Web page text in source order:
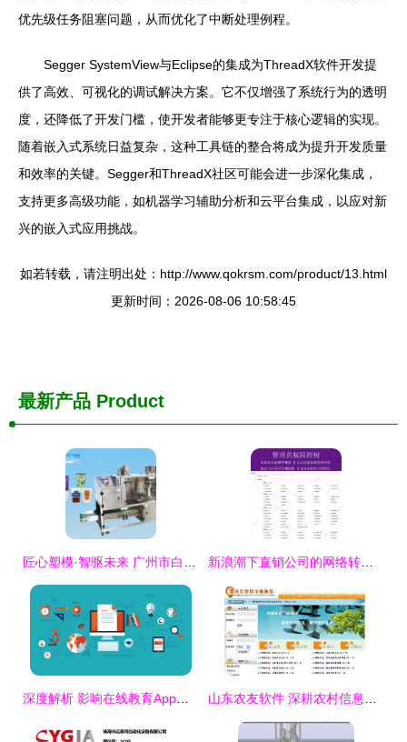
优先级任务阻塞问题，从而优化了中断处理例程。
Segger SystemView与Eclipse的集成为ThreadX软件开发提
供了高效、可视化的调试解决方案。它不仅增强了系统行为的透明
度，还降低了开发门槛，使开发者能够更专注于核心逻辑的实现。
随着嵌入式系统日益复杂，这种工具链的整合将成为提升开发质量
和效率的关键。Segger和ThreadX社区可能会进一步深化集成，
支持更多高级功能，如机器学习辅助分析和云平台集成，以应对新
兴的嵌入式应用挑战。
如若转载，请注明出处：http://www.qokrsm.com/product/13.html
更新时间：2026-08-06 10:58:45
最新产品 Product